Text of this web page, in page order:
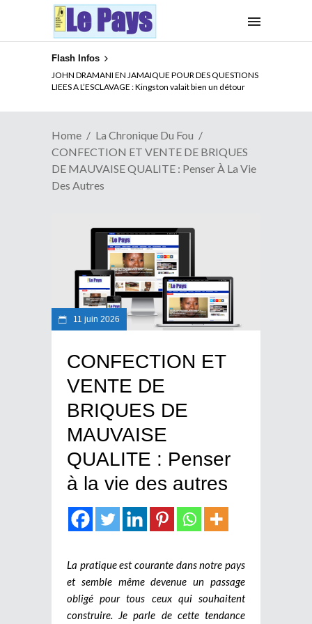
Flash Infos
JOHN DRAMANI EN JAMAIQUE POUR DES QUESTIONS
LIEES A L’ESCLAVAGE : Kingston valait bien un détour
ELECTION DE TALON A LA TETE DU SENAT BENINOIS :
Quand Patrice quitte le pouvoir sans partir !
Home
La Chronique Du Fou
CONFECTION ET VENTE DE BRIQUES
DE MAUVAISE QUALITE : Penser À La Vie
Des Autres
11 juin 2026
CONFECTION ET
VENTE DE
BRIQUES DE
MAUVAISE
QUALITE : Penser
à la vie des autres
La pratique est courante dans notre pays
et semble même devenue un passage
obligé pour tous ceux qui souhaitent
construire. Je parle de cette tendance